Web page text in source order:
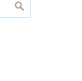
suchen